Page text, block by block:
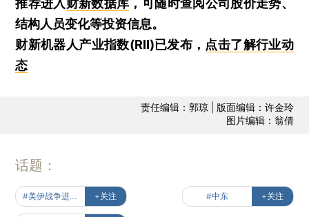
结构人员变化等投资信息。
财新机器人产业指数(RII)已发布， 点击了解行业动
态
责任编辑：郭琼 | 版面编辑：许金玲
图片编辑：翁倩
话题：
+关注 #中东 +关注